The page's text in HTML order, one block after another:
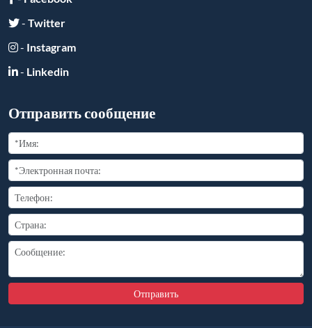
Copyright ©2026All Rights Reserved